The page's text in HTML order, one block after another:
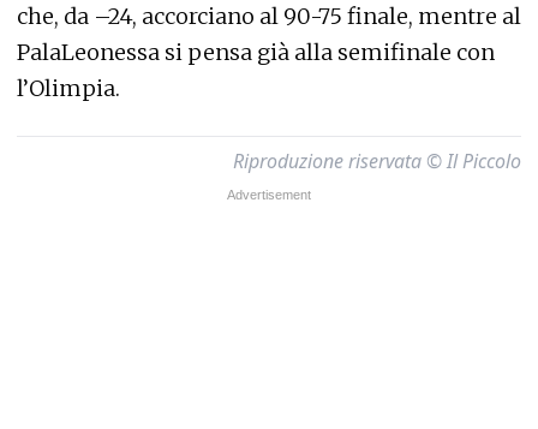
che, da –24, accorciano al 90-75 finale, mentre al
PalaLeonessa si pensa già alla semifinale con
l’Olimpia.
Riproduzione riservata © Il Piccolo